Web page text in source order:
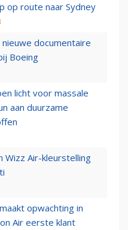
op route naar Sydney
documentaire
Boeing
licht voor massale
aan duurzame
Wizz Air-kleurstelling
opwachting in
Air eerste klant